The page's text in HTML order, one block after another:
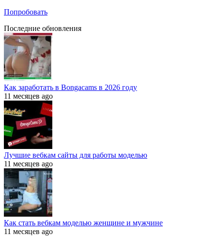
Попробовать
Последние обновления
Как заработать в Bongacams в 2026 году
11 месяцев ago
Лучшие вебкам сайты для работы моделью
11 месяцев ago
Как стать вебкам моделью женщине и мужчине
11 месяцев ago